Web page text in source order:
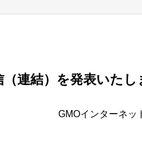
連結）を発表いたし
GMOインターネッ